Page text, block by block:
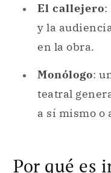
El callejero:
y la
en la obra.
Monólogo:
teatral
a sí mismo o
Por qué es